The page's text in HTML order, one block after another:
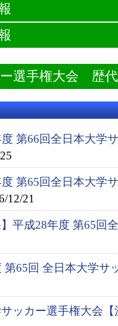
選手権大会 歴
度 第66回全日本大学
度 第65回全日本大学
12/21
】平成28年度 第65回
第65回 全日本大学
ッカー選手権大会